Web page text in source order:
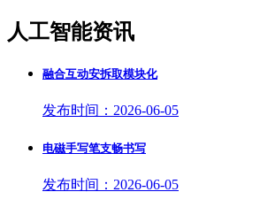
人工智能资讯
融合互动安拆取模块化
发布时间：2026-06-05
电磁手写笔支畅书写
发布时间：2026-06-05